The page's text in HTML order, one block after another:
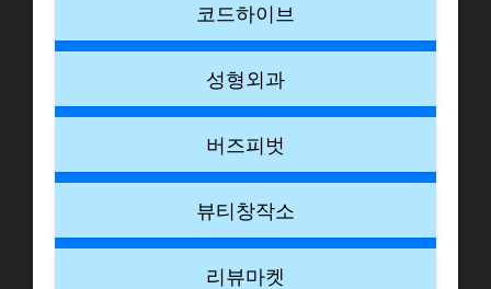
코드하이브
성형외과
버즈피벗
뷰티창작소
리뷰마켓